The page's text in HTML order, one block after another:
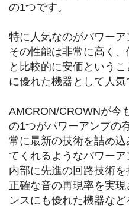
の1つです。
特に人気なのがパワーア
その性能は非常に高く
と比較的に安価という
に優れた機器として人気
AMCRON/CROWNが今
の1つがパワーアンプの
常に最新の技術を詰め
てくれるようなパワーア
内部に先進の回路技術
正確な音の再現率を実
ンスにも優れた機器など